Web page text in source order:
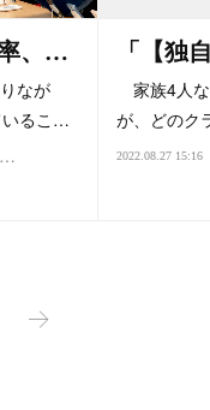
クレジットカード・マイル・ポイント
率、…
なが
いるこ…
Mac・iPhone商売・ビジネス 価値・値打ち IT
「【独
家族4人
が、どのク
2022.08.27 15:16